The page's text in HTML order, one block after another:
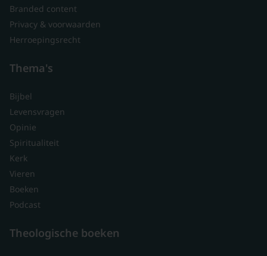
Branded content
Privacy & voorwaarden
Herroepingsrecht
Thema's
Bijbel
Levensvragen
Opinie
Spiritualiteit
Kerk
Vieren
Boeken
Podcast
Theologische boeken